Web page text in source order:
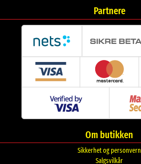
Partnere
Om butikken
Sikkerhet og personvern
Salgsvilkår